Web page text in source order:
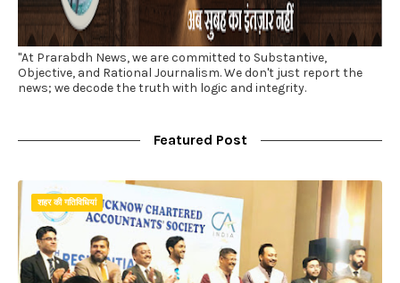
"At Prarabdh News, we are committed to Substantive,
Objective, and Rational Journalism. We don't just report the
news; we decode the truth with logic and integrity.
Featured Post
शहर की गतिविधियां